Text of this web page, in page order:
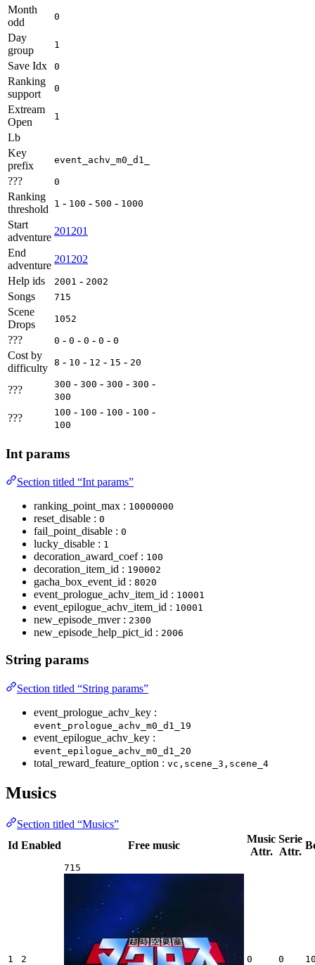
Month
odd
0
Day
group
1
Save Idx 0
Ranking
support
0
Extream
Open
1
Lb
Key
prefix
event_achv_m0_d1_
??? 0
Ranking
threshold
1 - 100 - 500 - 1000
Start
adventure
201201
End
adventure
201202
Help ids
2001 - 2002
Songs 715
Scene
Drops
1052
??? 0 - 0 - 0 - 0 - 0
Cost by
difficulty 8 - 10 - 12 - 15 - 20
??? 300 - 300 - 300 - 300 -
300
??? 100 - 100 - 100 - 100 -
100
Int params
Section titled “Int params”
ranking_point_max : 10000000
reset_disable : 0
fail_point_disable : 0
lucky_disable : 1
decoration_award_coef : 100
decoration_item_id : 190002
gacha_box_event_id : 8020
event_prologue_achv_item_id : 10001
event_epilogue_achv_item_id : 10001
new_episode_mver : 2300
new_episode_help_pict_id : 2006
String params
Section titled “String params”
event_prologue_achv_key :
event_prologue_achv_m0_d1_19
event_epilogue_achv_key :
event_epilogue_achv_m0_d1_20
total_reward_feature_option : vc,scene_3,scene_4
Musics
Section titled “Musics”
Id Enabled Free music
Music
Attr.
Serie
Attr.
1 2
715
0 0